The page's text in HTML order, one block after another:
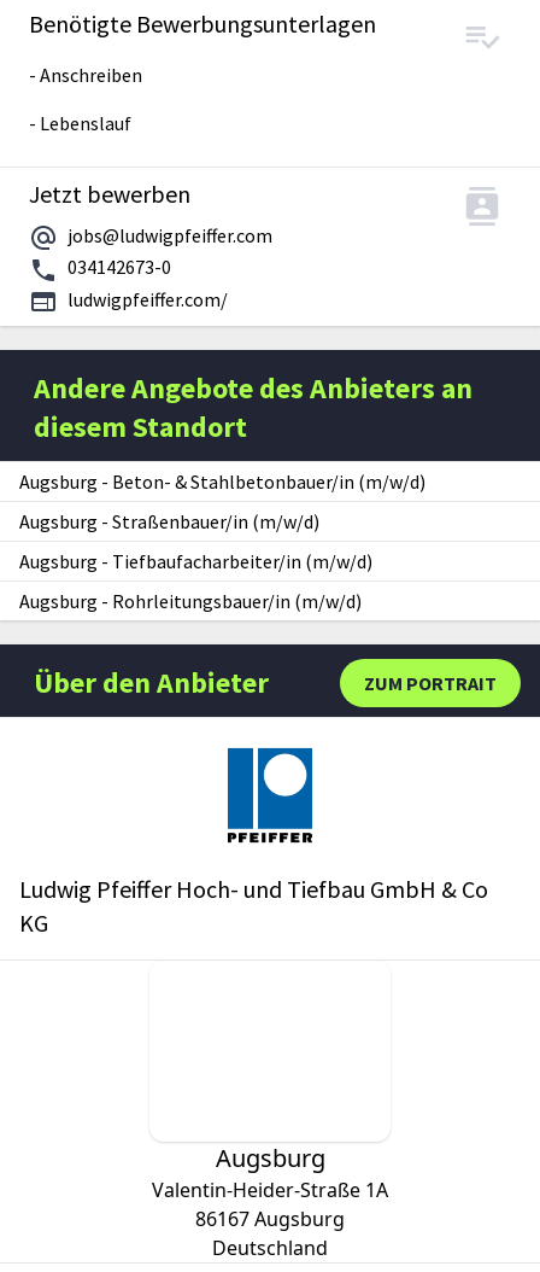
Benötigte Bewerbungsunterlagen
- Anschreiben
- Lebenslauf
Jetzt bewerben
jobs@ludwigpfeiffer.com
034142673-0
ludwigpfeiffer.com/
Andere Angebote des Anbieters an
diesem Standort
Augsburg - Beton- & Stahlbetonbauer/in (m/w/d)
Augsburg - Straßenbauer/in (m/w/d)
Augsburg - Tiefbaufacharbeiter/in (m/w/d)
Augsburg - Rohrleitungsbauer/in (m/w/d)
ZUM PORTRAIT
Über den Anbieter
Ludwig Pfeiffer Hoch- und Tiefbau GmbH & Co
KG
Augsburg
Valentin-Heider-Straße 1A
86167Augsburg
Deutschland